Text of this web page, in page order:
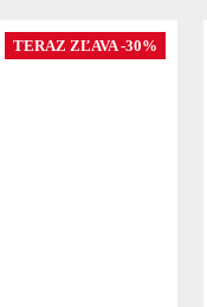
TERAZ ZĽAVA -30%